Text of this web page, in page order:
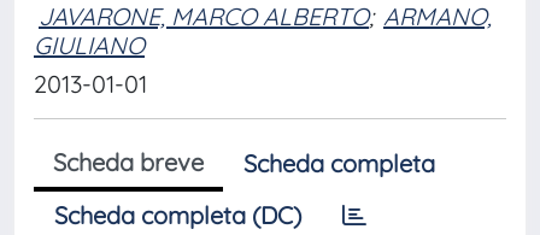
JAVARONE, MARCO ALBERTO; ARMANO,
GIULIANO
2013-01-01
Scheda breve
Scheda completa
Scheda completa (DC)